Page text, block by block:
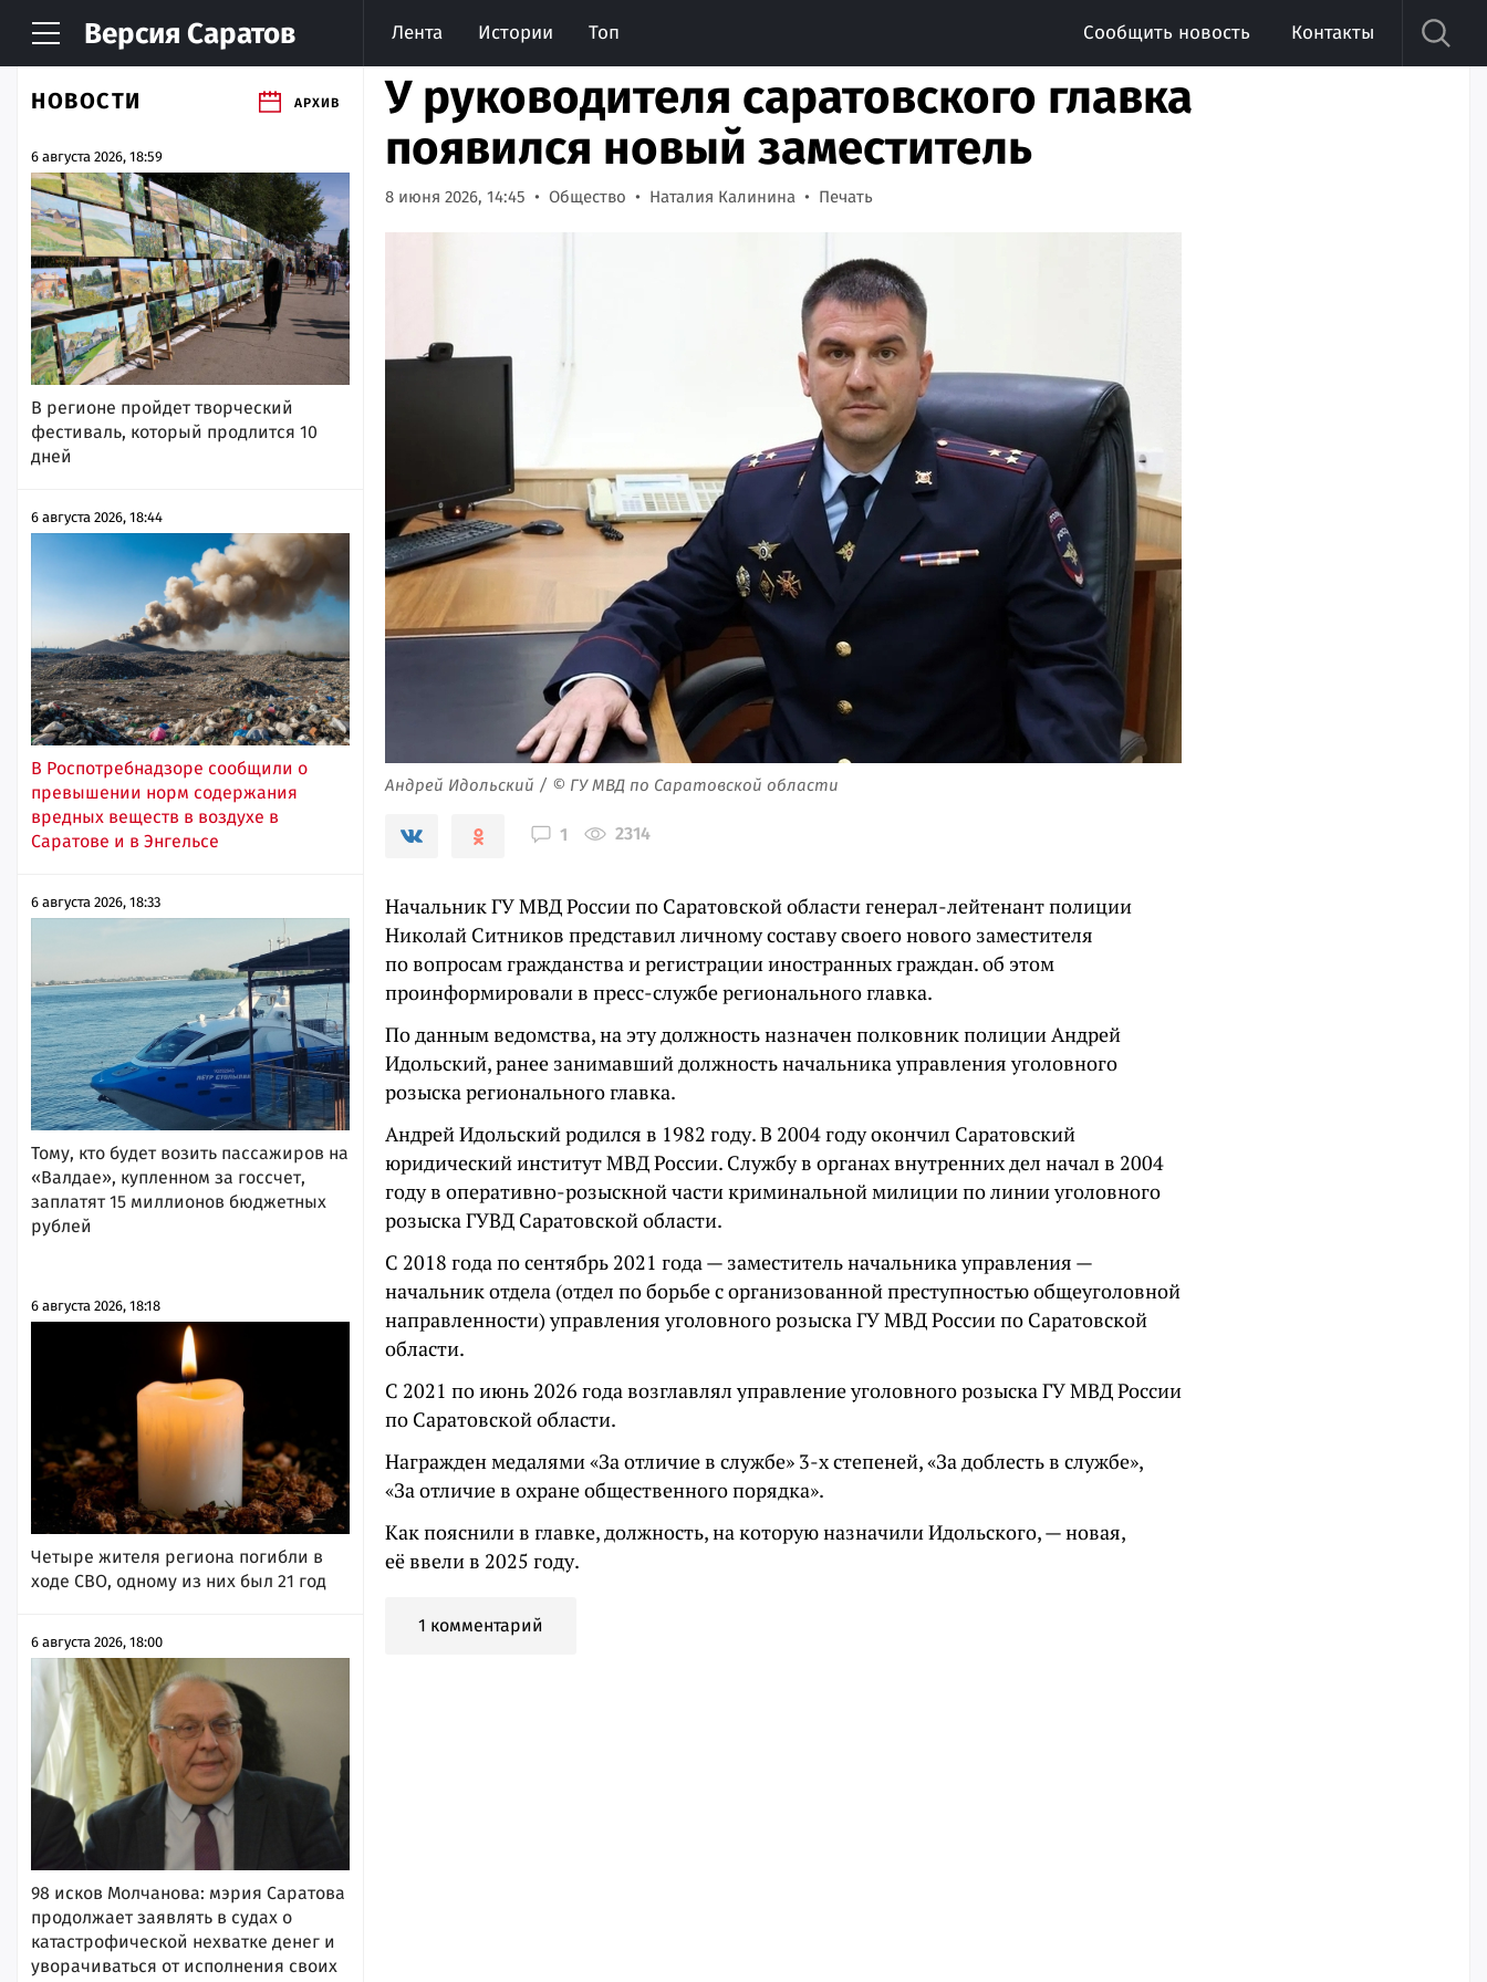
Версия Саратов Лента Истории Топ Сообщить новость Контакты
НОВОСТИ АРХИВ
6 августа 2026, 18:59
В регионе пройдет творческий
фестиваль, который продлится 10
дней
6 августа 2026, 18:44
В Роспотребнадзоре сообщили о
превышении норм содержания
вредных веществ в воздухе в
Саратове и в Энгельсе
6 августа 2026, 18:33
Тому, кто будет возить пассажиров на
«Валдае», купленном за госсчет,
заплатят 15 миллионов бюджетных
рублей
6 августа 2026, 18:18
Четыре жителя региона погибли в
ходе СВО, одному из них был 21 год
6 августа 2026, 18:00
98 исков Молчанова: мэрия Саратова
продолжает заявлять в судах о
катастрофической нехватке денег и
уворачиваться от исполнения своих
У руководителя саратовского главка
появился новый заместитель
8 июня 2026, 14:45 Общество Наталия Калинина Печать
Андрей Идольский / © ГУ МВД по Саратовской области
1 2314
Начальник ГУ МВД России по Саратовской области генерал-лейтенант полиции
Николай Ситников представил личному составу своего нового заместителя
по вопросам гражданства и регистрации иностранных граждан. об этом
проинформировали в пресс-службе регионального главка.
По данным ведомства, на эту должность назначен полковник полиции Андрей
Идольский, ранее занимавший должность начальника управления уголовного
розыска регионального главка.
Андрей Идольский родился в 1982 году. В 2004 году окончил Саратовский
юридический институт МВД России. Службу в органах внутренних дел начал в 2004
году в оперативно-розыскной части криминальной милиции по линии уголовного
розыска ГУВД Саратовской области.
С 2018 года по сентябрь 2021 года — заместитель начальника управления —
начальник отдела (отдел по борьбе с организованной преступностью общеуголовной
направленности) управления уголовного розыска ГУ МВД России по Саратовской
области.
С 2021 по июнь 2026 года возглавлял управление уголовного розыска ГУ МВД России
по Саратовской области.
Награжден медалями «За отличие в службе» 3-х степеней, «За доблесть в службе»,
«За отличие в охране общественного порядка».
Как пояснили в главке, должность, на которую назначили Идольского, — новая,
её ввели в 2025 году.
1 комментарий